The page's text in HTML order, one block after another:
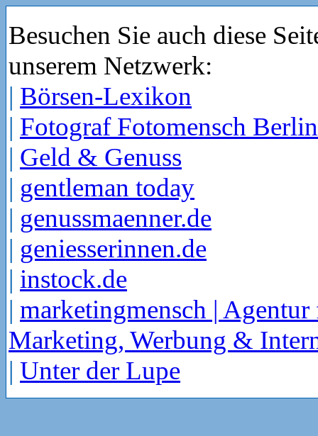
Besuchen Sie auch diese
unserem Netzwerk:
| Börsen-Lexikon
| Fotograf Fotomensch Berlin
| Geld & Genuss
| gentleman today
| genussmaenner.de
| geniesserinnen.de
| instock.de
| marketingmensch | Agentur
Marketing, Werbung &
| Unter der Lupe